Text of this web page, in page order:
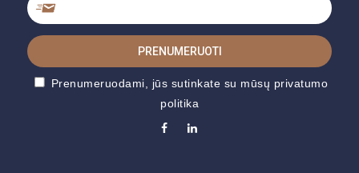
Prenumeruodami, jūs sutinkate su mūsų privatumo
politika